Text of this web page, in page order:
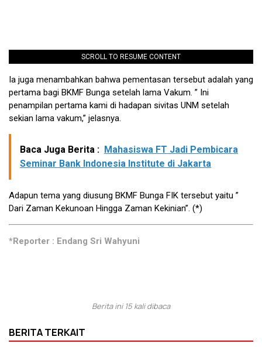
SCROLL TO RESUME CONTENT
Ia juga menambahkan bahwa pementasan tersebut adalah yang
pertama bagi BKMF Bunga setelah lama Vakum. ” Ini
penampilan pertama kami di hadapan sivitas UNM setelah
sekian lama vakum,” jelasnya.
Baca Juga Berita : Mahasiswa FT Jadi Pembicara
Seminar Bank Indonesia Institute di Jakarta
Adapun tema yang diusung BKMF Bunga FIK tersebut yaitu ”
Dari Zaman Kekunoan Hingga Zaman Kekinian”. (*)
*Reporter : Endang Sri Wahyuni
Berita ini 15 kali dibaca
BERITA TERKAIT